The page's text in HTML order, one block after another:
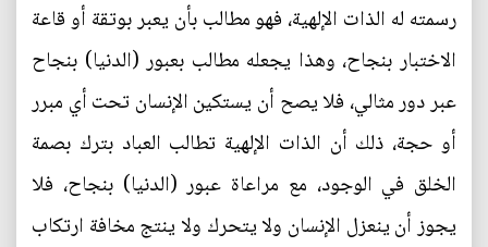
رسمته له الذات الإلهية، فهو مطالب بأن يعبر بوتقة أو قاعة
الاختبار بنجاح، وهذا يجعله مطالب بعبور (الدنيا) بنجاح
عبر دور مثالي، فلا يصح أن يستكين الإنسان تحت أي مبرر
أو حجة، ذلك أن الذات الإلهية تطالب العباد بترك بصمة
الخلق في الوجود، مع مراعاة عبور (الدنيا) بنجاح، فلا
يجوز أن ينعزل الإنسان ولا يتحرك ولا ينتج مخافة ارتكاب